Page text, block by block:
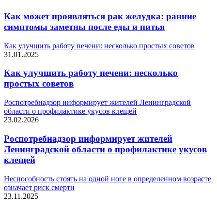
Как может проявляться рак желудка: ранние
симптомы заметны после еды и питья
Как улучшить работу печени: несколько простых советов
31.01.2025
Как улучшить работу печени: несколько
простых советов
Роспотребнадзор информирует жителей Ленинградской
области о профилактике укусов клещей
23.02.2026
Роспотребнадзор информирует жителей
Ленинградской области о профилактике укусов
клещей
Неспособность стоять на одной ноге в определенном возрасте
означает риск смерти
23.11.2025